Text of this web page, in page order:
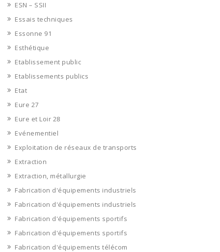
ESN – SSII
Essais techniques
Essonne 91
Esthétique
Etablissement public
Etablissements publics
Etat
Eure 27
Eure et Loir 28
Evénementiel
Exploitation de réseaux de transports
Extraction
Extraction, métallurgie
Fabrication d'équipements industriels
Fabrication d'équipements industriels
Fabrication d'équipements sportifs
Fabrication d'équipements sportifs
Fabrication d'équipements télécom